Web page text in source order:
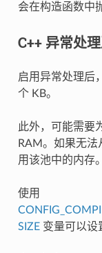
会在构造函数中
C++ 异常处
启用异常处理后
个 KB。
此外，可能需要
RAM。如果无
用该池中的内存。
使用
SIZE变量可以设